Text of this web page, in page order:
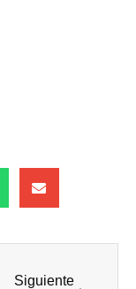
Siguiente